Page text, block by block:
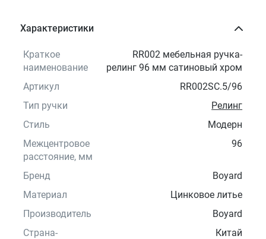
Характеристики
Краткое
наименование
RR002 мебельная ручка-
релинг 96 мм сатиновый хром
Артикул
RR002SC.5/96
Тип ручки
Релинг
Стиль
Модерн
Межцентровое
расстояние, мм
96
Бренд
Boyard
Материал
Цинковое литье
Производитель
Boyard
Страна-
Китай